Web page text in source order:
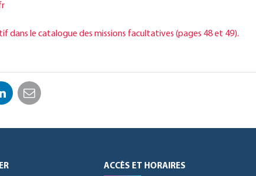
dans le catalogue des missions facultatives (pages 48 et 49).
LinkedIn
Email
ACCÈS ET HORAIRES